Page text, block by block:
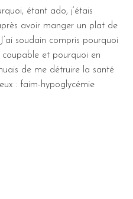
étant ado, j’étais
avoir manger un plat de
soudain compris pourquoi
coupable et pourquoi en
de me détruire la santé
: faim-hypoglycémie